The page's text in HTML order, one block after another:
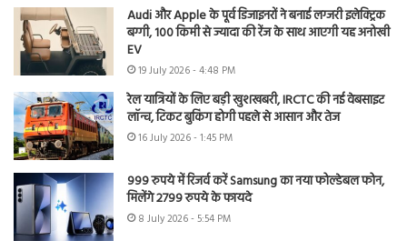
Audi और Apple के पूर्व डिजाइनरों ने बनाई लग्जरी इलेक्ट्रिक
बग्गी, 100 किमी से ज्यादा की रेंज के साथ आएगी यह अनोखी
EV
19 July 2026 - 4:48 PM
रेल यात्रियों के लिए बड़ी खुशखबरी, IRCTC की नई वेबसाइट
लॉन्च, टिकट बुकिंग होगी पहले से आसान और तेज
16 July 2026 - 1:45 PM
999 रुपये में रिजर्व करें Samsung का नया फोल्डेबल फोन,
मिलेंगे 2799 रुपये के फायदे
8 July 2026 - 5:54 PM